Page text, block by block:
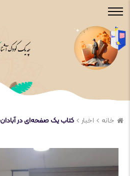
خانه اخبار کتاب یک صفحه‌ای در آبادان